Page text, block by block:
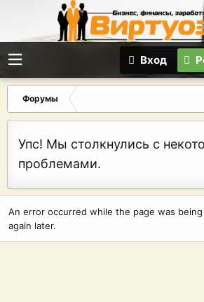
Вход
Форумы
Упс! Мы столкнулись с
проблемами.
An error occurred while the page was
again later.